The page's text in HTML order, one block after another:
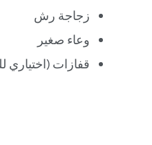
زجاجة رش
وعاء صغير
قفازات (اختياري